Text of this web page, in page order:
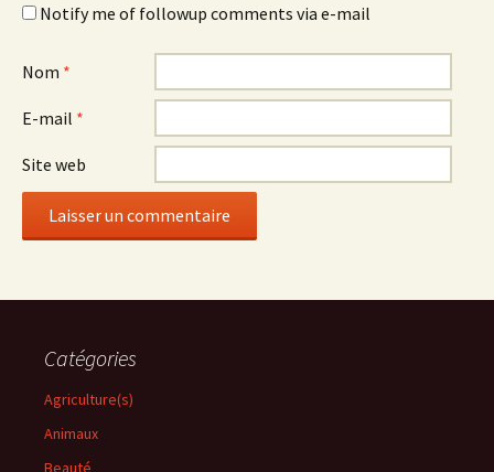
Notify me of followup comments via e-mail
Nom *
E-mail *
Site web
Catégories
Agriculture(s)
Animaux
Beauté